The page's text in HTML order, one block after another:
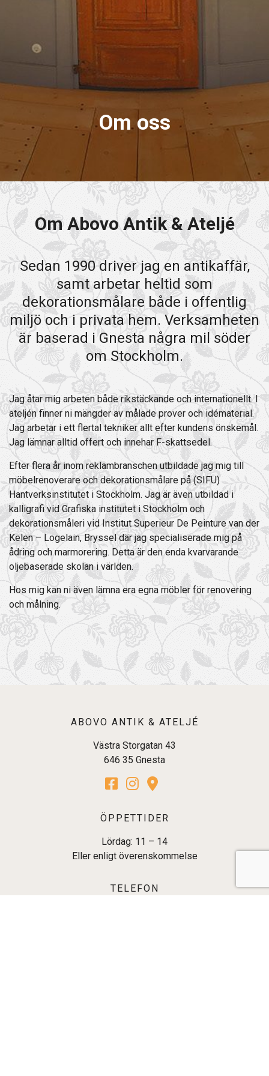
Om oss
Om Abovo Antik & Ateljé
Sedan 1990 driver jag en antikaffär,
samt arbetar heltid som
dekorationsmålare både i offentlig
miljö och i privata hem. Verksamheten
är baserad i Gnesta några mil söder
om Stockholm.
Jag åtar mig arbeten både rikstäckande och internationellt. I
ateljén finner ni mängder av målade prover och idématerial.
Jag arbetar i ett flertal tekniker allt efter kundens önskemål.
Jag lämnar alltid offert och innehar F-skattsedel.
Efter flera år inom reklambranschen utbildade jag mig till
möbelrenoverare och dekorationsmålare på (SIFU)
Hantverksinstitutet i Stockholm. Jag är även utbildad i
kalligrafi vid Grafiska institutet i Stockholm och
dekorationsmåleri vid Institut Superieur De Peinture van der
Kelen – Logelain, Bryssel där jag specialiserade mig på
ådring och marmorering. Detta är den enda kvarvarande
oljebaserade skolan i världen.
Hos mig kan ni även lämna era egna möbler för renovering
och målning.
ABOVO ANTIK & ATELJÉ
Västra Storgatan 43
646 35 Gnesta
ÖPPETTIDER
Lördag: 11 – 14
Eller enligt överenskommelse
TELEFON